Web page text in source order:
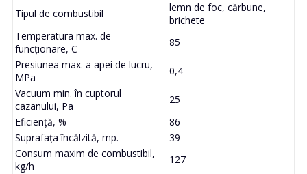
Tipul de combustibil
lemn de foc, cărbune,
brichete
Temperatura max. de
funcționare, C
85
Presiunea max. a apei de lucru,
MPa
0,4
Vacuum min. în cuptorul
cazanului, Pa
25
Eficiență, %
86
Suprafața încălzită, mp.
39
Consum maxim de combustibil,
kg/h
127